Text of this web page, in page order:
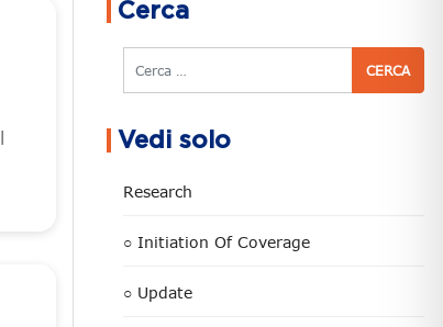
Cerca
Cerca
Vedi solo
Research
○ Initiation Of Coverage
○ Update